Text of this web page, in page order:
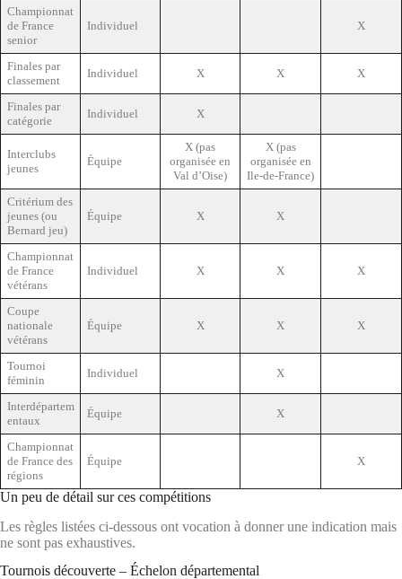
Championnat
de France
senior
Individuel X
Finales par
classement
Individuel X X X
Finales par
catégorie
Individuel X
Interclubs
jeunes
Équipe
X (pas
organisée en
Val d’Oise)
X (pas
organisée en
Ile-de-France)
Critérium des
jeunes (ou
Bernard jeu)
Équipe X X
Championnat
de France
vétérans
Individuel X X X
Coupe
nationale
vétérans
Équipe X X X
Tournoi
féminin
Individuel X
Interdépartem
entaux
Équipe X
Championnat
de France des
régions
Équipe X
Un peu de détail sur ces compétitions
Les règles listées ci-dessous ont vocation à donner une indication mais
ne sont pas exhaustives.
Tournois découverte – Échelon départemental